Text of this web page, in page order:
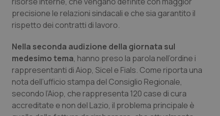
Lombardia
Marche
Molise
Piemonte
Dolore
Donna & Salute
Epatiti
HIV
precisione le relazioni sindacali e che sia garantito il
rispetto dei contratti di lavoro.
Nella seconda audizione della giornata sul
medesimo tema, hanno preso la parola nell’ordine i
rappresentanti di Aiop, Sicel e Fials. Come riporta una
nota dell’ufficio stampa del Consiglio Regionale,
secondo l’Aiop, che rappresenta 120 case di cura
accreditate e non del Lazio, il problema principale è